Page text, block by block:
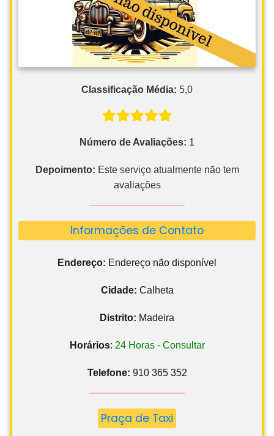
Classificação Média: 5,0
Número de Avaliações: 1
Depoimento: Este serviço atualmente não tem
avaliações
Informações de Contato
Endereço: Endereço não disponível
Cidade: Calheta
Distrito: Madeira
Horários: 24 Horas - Consultar
Telefone: 910 365 352
Praça de Taxi